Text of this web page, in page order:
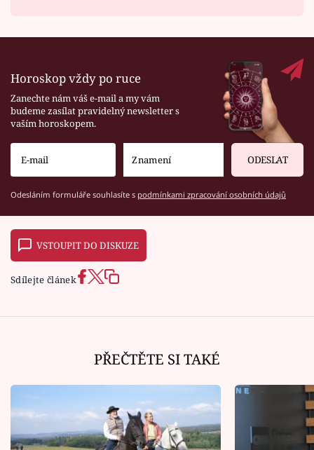
Horoskop vždy po ruce
Zanechte nám váš e-mail a my vám
budeme zasílat pravidelný newsletter s
vaším horoskopem.
ODESLAT
Odesláním formuláře souhlasíte s podmínkami zpracování osobních údajů
VSTOUPIT DO DISKUZE
Sdílejte článek
PŘEČTĚTE SI TAKÉ